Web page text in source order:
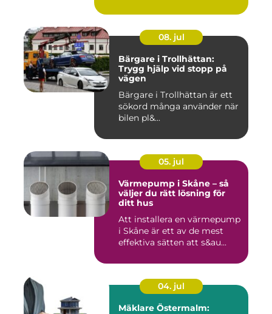
08. jul
Bärgare i Trollhättan:
Trygg hjälp vid stopp på
vägen
Bärgare i Trollhättan är ett
sökord många använder när
bilen pl&...
05. jul
Värmepump i Skåne – så
väljer du rätt lösning för
ditt hus
Att installera en värmepump
i Skåne är ett av de mest
effektiva sätten att s&au...
04. jul
Mäklare Östermalm: